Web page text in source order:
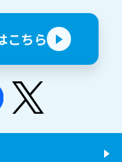
こちら